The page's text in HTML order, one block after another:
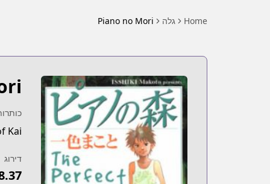
Home גלה Piano no Mori
Kai
דירוג